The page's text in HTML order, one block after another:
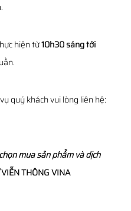
hiện từ10h30 sáng tới
quý khách vui lòng liên hệ:
mua sản phẩm và dịch
VIỄN THÔNGVINA